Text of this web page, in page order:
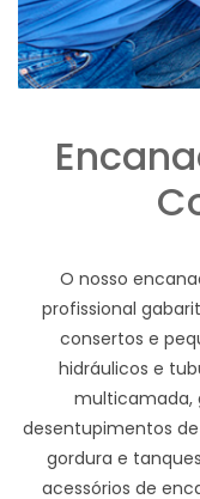
O nosso
profissional
consertos e
hidráulicos e
multicamada,
desentupimentos de
gordura e
acessórios de